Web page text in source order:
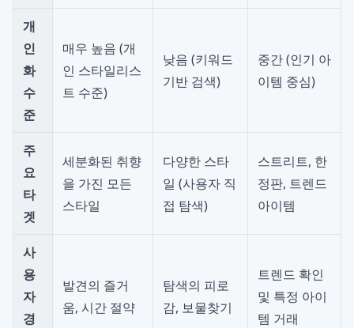
개
인
화
수
준
매우 높음 (개
인 스타일리스
트 수준)
낮음 (키워드
기반 검색)
중간 (인기 아
이템 중심)
주
요
타
겟
세분화된 취향
을 가진 모든
스타일
다양한 스타
일 (사용자 직
접 탐색)
스트리트, 한
정판, 트렌드
아이템
사
용
자
경
발견의 즐거
움, 시간 절약
탐색의 피로
감, 보물찾기
트렌드 확인
및 특정 아이
템 거래